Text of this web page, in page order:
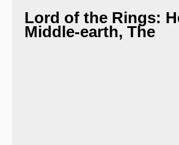
Lord of the Rings:
Middle-earth, The